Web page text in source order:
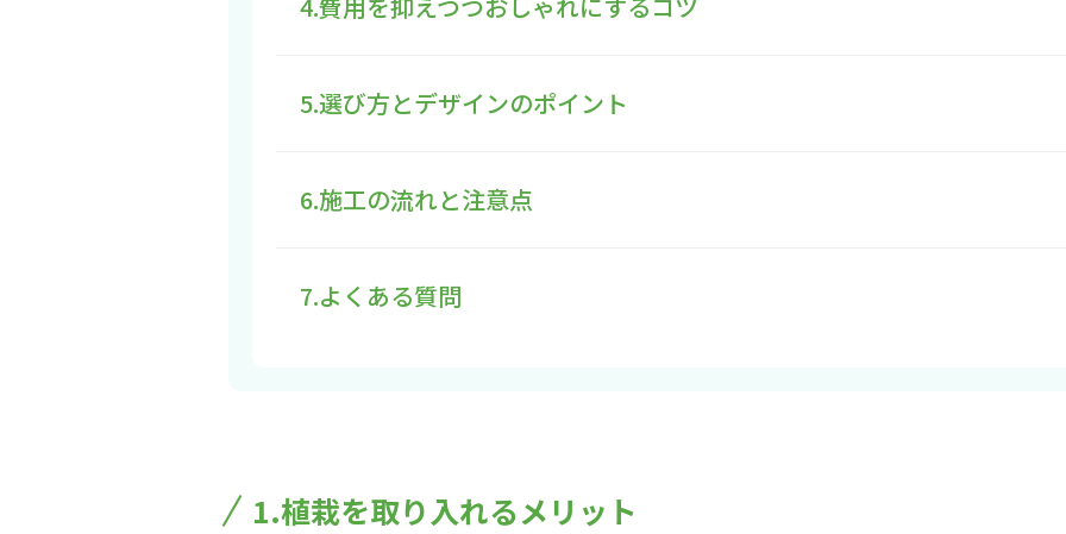
5.選び方とデザインのポイント
6.施工の流れと注意点
7.よくある質問
1.植栽を取り入れるメリット